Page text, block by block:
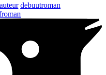
debuutroman